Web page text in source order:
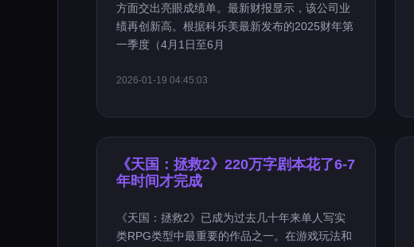
方面交出亮眼成绩单。最新财报显示，该公司业
绩再创新高。根据科乐美最新发布的2025财年第
一季度（4月1日至6月
2026-01-19 04:45:03
《天国：拯救2》220万字剧本花了6-7
年时间才完成
《天国：拯救2》已成为过去几十年来单人写实
类RPG类型中最重要的作品之一。在游戏玩法和